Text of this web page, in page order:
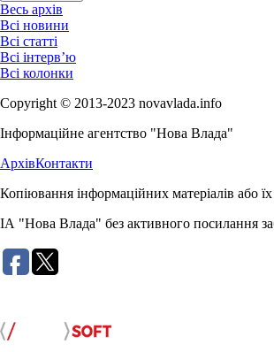
Весь архів
Всі новини
Всі статті
Всі інтерв’ю
Всі колонки
Copyright © 2013-2023 novavlada.info
Інформаційне агентство "Нова Влада"
АрхівКонтакти
Копіювання інформаційних матеріалів або
ІА "Нова Влада" без активного посилання